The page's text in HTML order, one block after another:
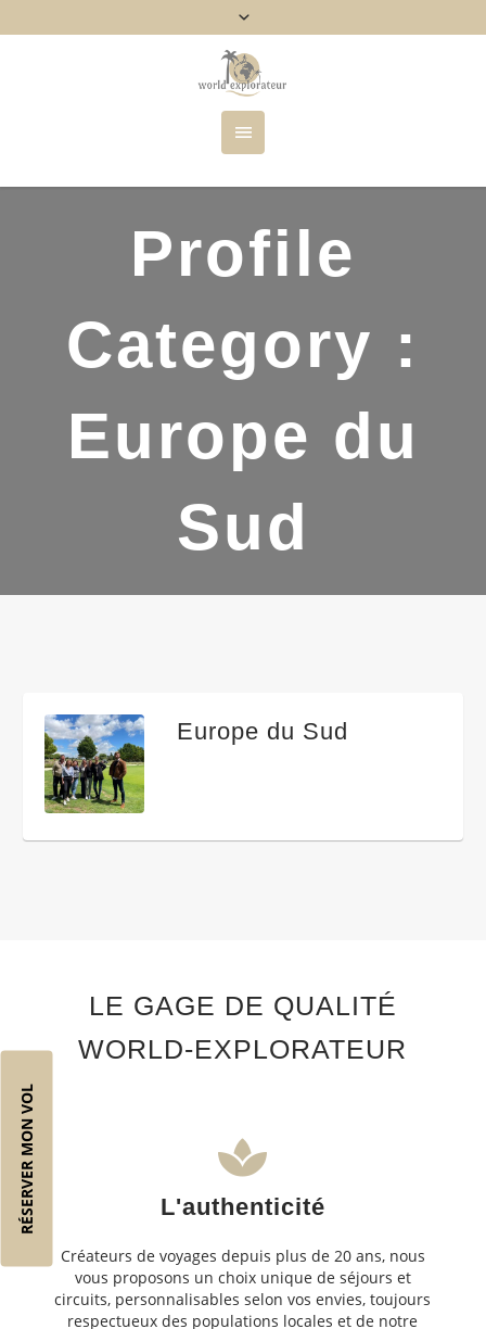
RÉSERVER MON VOL
Profile
Category :
Europe du
Sud
Europe du Sud
LE GAGE DE QUALITÉ
WORLD-EXPLORATEUR
L'authenticité
Créateurs de voyages depuis plus de 20 ans, nous
vous proposons un choix unique de séjours et
circuits, personnalisables selon vos envies, toujours
respectueux des populations locales et de notre